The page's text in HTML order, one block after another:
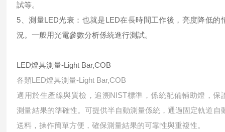
試等。
5、測量LED光衰：也就是LED在長時間工作後，亮度降低的
況。一般用光電參數分析係統進行測試。
LED燈具測量-Light Bar,COB
各類LED燈具測量-Light Bar,COB
適用於生產線與質檢，追溯NIST標準，係統配備輔助燈，保
測量結果的準確性。可提供半自動測量係統，通過固定軌道自
送料，操作簡單方便，確保測量結果的可靠性與重複性。